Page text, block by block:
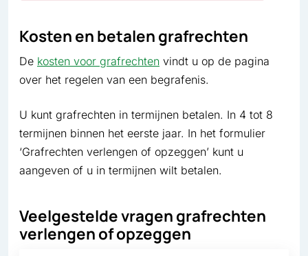
Kosten en betalen grafrechten
De kosten voor grafrechten vindt u op de pagina
over het regelen van een begrafenis.
U kunt grafrechten in termijnen betalen. In 4 tot 8
termijnen binnen het eerste jaar. In het formulier
‘Grafrechten verlengen of opzeggen’ kunt u
aangeven of u in termijnen wilt betalen.
Veelgestelde vragen grafrechten
verlengen of opzeggen